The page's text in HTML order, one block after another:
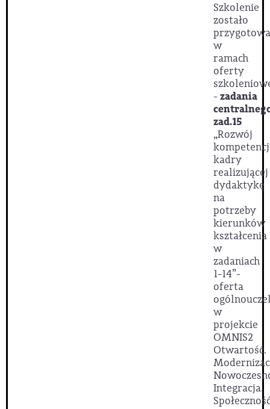
Szkolenie
zostało
w
ramach
oferty
-zadania
zad.15
„Rozwój
kadry
realizującej
dydaktykę
na
potrzeby
kierunków
kształcenia
w
zadaniach
1-14”-
oferta
w
projekcie
OMNIS2
Otwartość.
Integracja.